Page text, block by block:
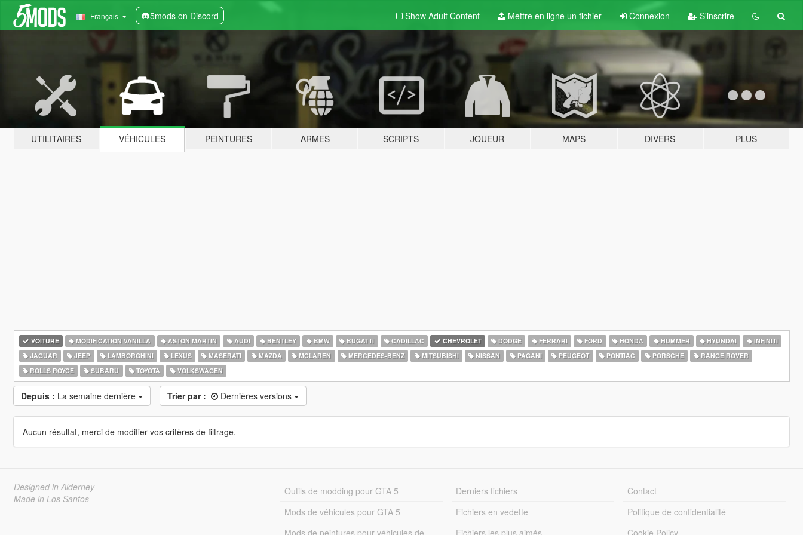
Français 5mods on Discord Show Adult Content Mettre en ligne un fichier Connexion S'inscrire
UTILITAIRES VÉHICULES PEINTURES ARMES SCRIPTS JOUEUR MAPS DIVERS PLUS
VOITURE MODIFICATION VANILLA ASTON MARTIN AUDI BENTLEY BMW BUGATTI CADILLAC CHEVROLET DODGE FERRARI FORD HONDA HUMMER HYUNDAI
INFINITI
JAGUAR
JEEP LAMBORGHINI LEXUS MASERATI MAZDA MCLAREN MERCEDES-BENZ MITSUBISHI NISSAN PAGANI PEUGEOT PONTIAC PORSCHE
RANGE ROVER
ROLLS ROYCE
SUBARU TOYOTA VOLKSWAGEN
Depuis : La semaine dernière Trier par : Dernières versions
Aucun résultat, merci de modifier vos critères de filtrage.
Designed in Alderney
Made in Los Santos
Outils de modding pour GTA 5
Mods de véhicules pour GTA 5
Mods de peintures pour véhicules de
Derniers fichiers
Fichiers en vedette
Fichiers les plus aimés
Contact
Politique de confidentialité
Cookie Policy